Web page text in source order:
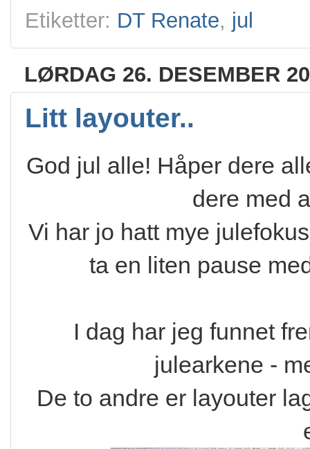
Etiketter: DT Renate, jul
LØRDAG 26. DESEMBER
Litt layouter..
God jul alle! Håper dere
dere med
Vi har jo hatt mye
ta en liten pause
I dag har jeg funnet
julearkene -
De to andre er layouter